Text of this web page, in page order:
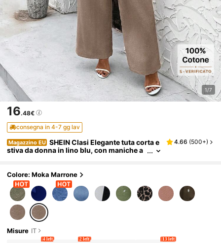
1/7
16.48€
consegna in 4-7 gg lav
Magazzino EU SHEIN Clasi Elegante tuta corta e
stiva da donna in lino blu, con maniche a
odesti da donna in 2 pezzi, coordinati casual
e raffinati, adatti a donne di taglia piccola
4.66 (500+)
Colore: Moka Marrone
Misure IT
4 left 2 left 13 left